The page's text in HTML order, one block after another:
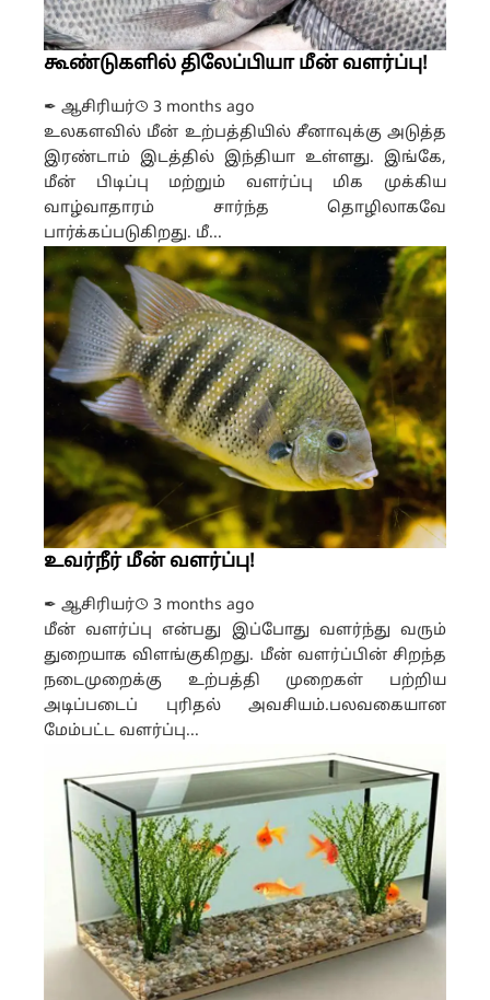
கூண்டுகளில் திலேப்பியா மீன் வளர்ப்பு!
✒ ஆசிரியர்
3 months ago
உலகளவில் மீன் உற்பத்தியில் சீனாவுக்கு அடுத்த
இரண்டாம் இடத்தில் இந்தியா உள்ளது. இங்கே,
மீன் பிடிப்பு மற்றும் வளர்ப்பு மிக முக்கிய
வாழ்வாதாரம் சார்ந்த தொழிலாகவே
பார்க்கப்படுகிறது. மீ...
உவர்நீர் மீன் வளர்ப்பு!
✒ ஆசிரியர்
3 months ago
மீன் வளர்ப்பு என்பது இப்போது வளர்ந்து வரும்
துறையாக விளங்குகிறது. மீன் வளர்ப்பின் சிறந்த
நடைமுறைக்கு உற்பத்தி முறைகள் பற்றிய
அடிப்படைப் புரிதல் அவசியம்.பலவகையான
மேம்பட்ட வளர்ப்பு...